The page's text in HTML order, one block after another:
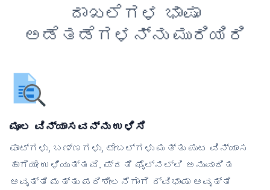
ದಾಖಲೆಗಳ ಭಾಷಾ
ಅಡೆತಡೆಗಳನ್ನು ಮುರಿಯಿರಿ
ಮೂಲ ವಿನ್ಯಾಸವನ್ನು ಉಳಿಸಿ
ಫಾಂಟ್‌ಗಳು, ಬಣ್ಣಗಳು, ಟೇಬಲ್‌ಗಳು ಮತ್ತು ಪುಟ ವಿನ್ಯಾಸ
ಹಾಗೆಯೇ ಉಳಿಯುತ್ತವೆ. ಪ್ರತಿ ಫೈಲ್‌ನಲ್ಲಿ ಅನುವಾದಿತ
ಆವೃತ್ತಿ ಮತ್ತು ಪರಿಶೀಲನೆಗಾಗಿ ದ್ವಿಭಾಷಾ ಆವೃತ್ತಿ